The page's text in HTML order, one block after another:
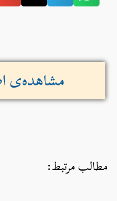
مشاهده‌ی
مطالب مرتبط: